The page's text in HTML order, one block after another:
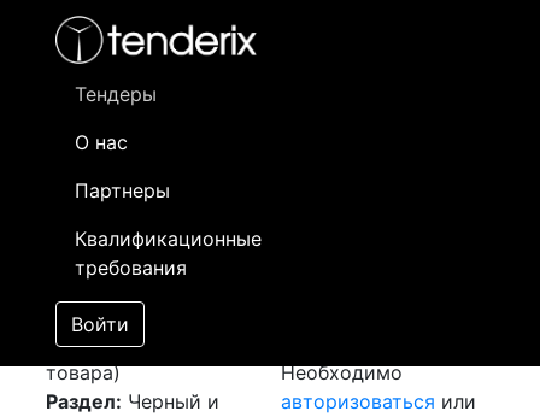
Тендеры
О нас
Партнеры
Квалификационные
требования
Войти
- активный лот
- сохраненный лот (не опубликован)
Закупка: Труба
стальная [Завершен]
Победитель выбран
Лот №:3839
АУКЦИОН (покупка
товара)
Раздел: Черный и
Необходимо
авторизоваться или